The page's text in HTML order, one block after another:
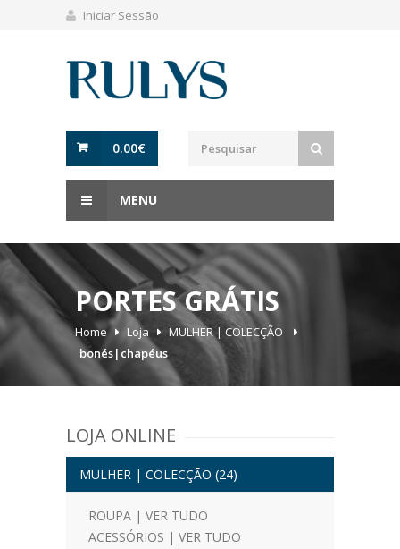
Iniciar Sessão
0.00€
MENU
PORTES GRÁTIS
Home Loja
MULHER | COLECÇÃO
bonés|chapéus
LOJA ONLINE
MULHER | COLECÇÃO (24)
ROUPA | VER TUDO
ACESSÓRIOS | VER TUDO